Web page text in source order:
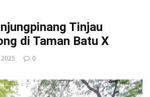
Tinjau
di Taman Batu X
0